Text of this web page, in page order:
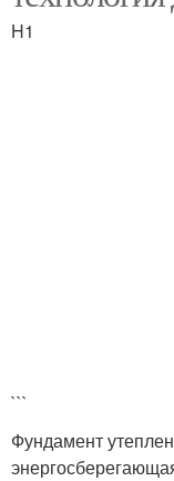
H1
```
Фундамент